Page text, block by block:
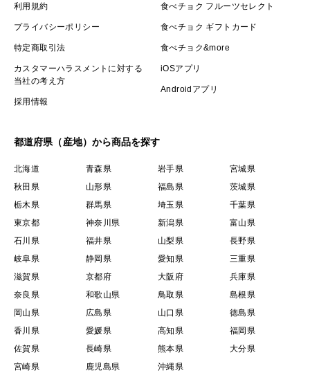
利用規約
プライバシーポリシー
特定商取引法
カスタマーハラスメントに対する
当社の考え方
採用情報
食べチョク フルーツセレクト
食べチョク ギフトカード
食べチョク&more
iOSアプリ
Androidアプリ
都道府県（産地）から商品を探す
北海道 青森県 岩手県
宮城県
秋田県
山形県 福島県
茨城県
栃木県
群馬県 埼玉県
千葉県
東京都
神奈川県 新潟県
富山県
石川県
福井県 山梨県
長野県
岐阜県
静岡県 愛知県
三重県
滋賀県
京都府 大阪府
兵庫県
奈良県
和歌山県 鳥取県
島根県
岡山県
広島県 山口県
徳島県
香川県
愛媛県 高知県
福岡県
佐賀県
長崎県 熊本県
大分県
宮崎県
鹿児島県 沖縄県